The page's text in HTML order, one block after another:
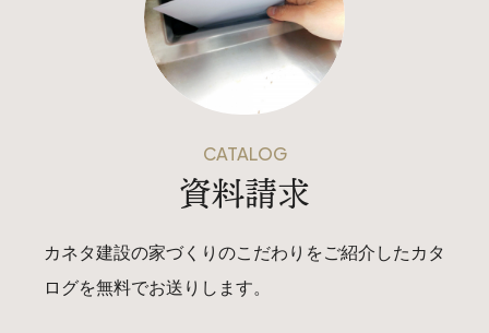
CATALOG
資料請求
カネタ建設の家づくりのこだわりをご紹介したカタ
ログを無料でお送りします。